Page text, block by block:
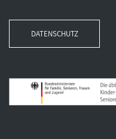
DATENSCHUTZ